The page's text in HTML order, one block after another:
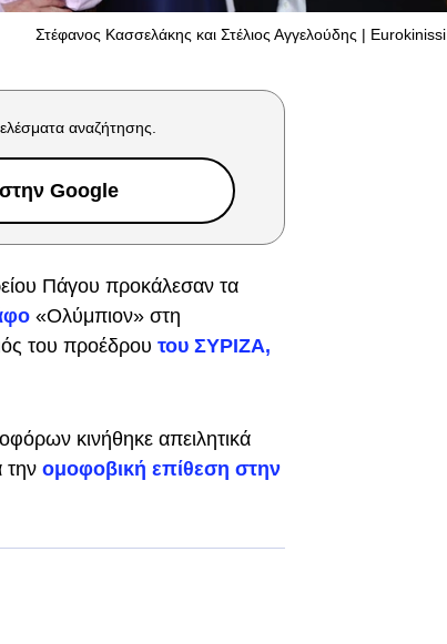
Στέφανος Κασσελάκης και Στέλιος Αγγελούδης | Eurokinissi
αναζήτησης.
Google
Πάγου προκάλεσαν τα
«Ολύμπιον» στη
του προέδρου του ΣΥΡΙΖΑ,
κινήθηκε απειλητικά
την ομοφοβική επίθεση στην